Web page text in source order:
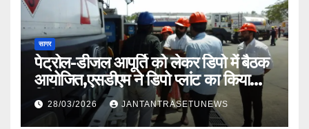
सागर
पेट्रोल-डीजल आपूर्ति को लेकर डिपो में बैठक
आयोजित,एसडीएम ने डिपो प्लांट का किया
निरीक्षण
28/03/2026 JANTANTRASETUNEWS